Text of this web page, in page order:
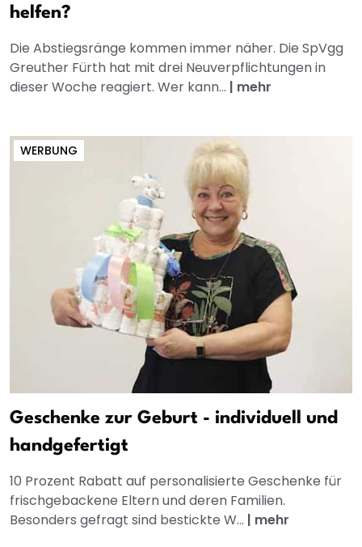
helfen?
Die Abstiegsränge kommen immer näher. Die SpVgg
Greuther Fürth hat mit drei Neuverpflichtungen in
dieser Woche reagiert. Wer kann... | mehr
WERBUNG
Geschenke zur Geburt - individuell und
handgefertigt
10 Prozent Rabatt auf personalisierte Geschenke für
frischgebackene Eltern und deren Familien.
Besonders gefragt sind bestickte W... | mehr